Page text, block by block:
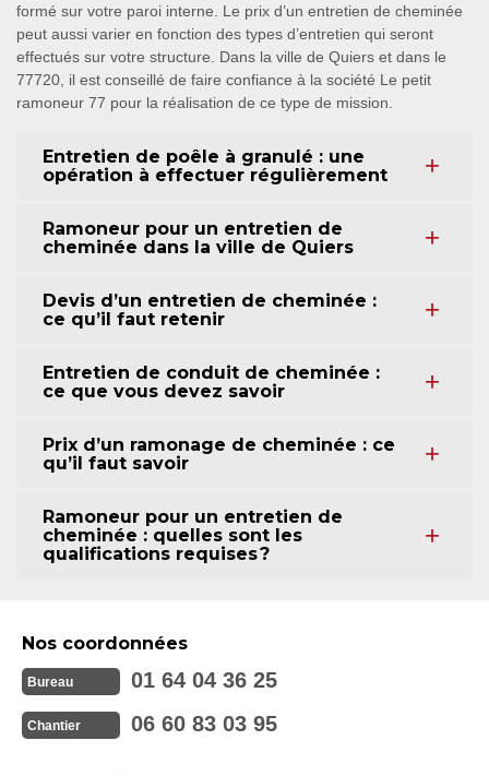
formé sur votre paroi interne. Le prix d’un entretien de cheminée
peut aussi varier en fonction des types d’entretien qui seront
effectués sur votre structure. Dans la ville de Quiers et dans le
77720, il est conseillé de faire confiance à la société Le petit
ramoneur 77 pour la réalisation de ce type de mission.
Entretien de poêle à granulé : une
opération à effectuer régulièrement
Ramoneur pour un entretien de
cheminée dans la ville de Quiers
Devis d’un entretien de cheminée :
ce qu’il faut retenir
Entretien de conduit de cheminée :
ce que vous devez savoir
Prix d’un ramonage de cheminée : ce
qu’il faut savoir
Ramoneur pour un entretien de
cheminée : quelles sont les
qualifications requises ?
Nos coordonnées
Bureau 01 64 04 36 25
Chantier 06 60 83 03 95